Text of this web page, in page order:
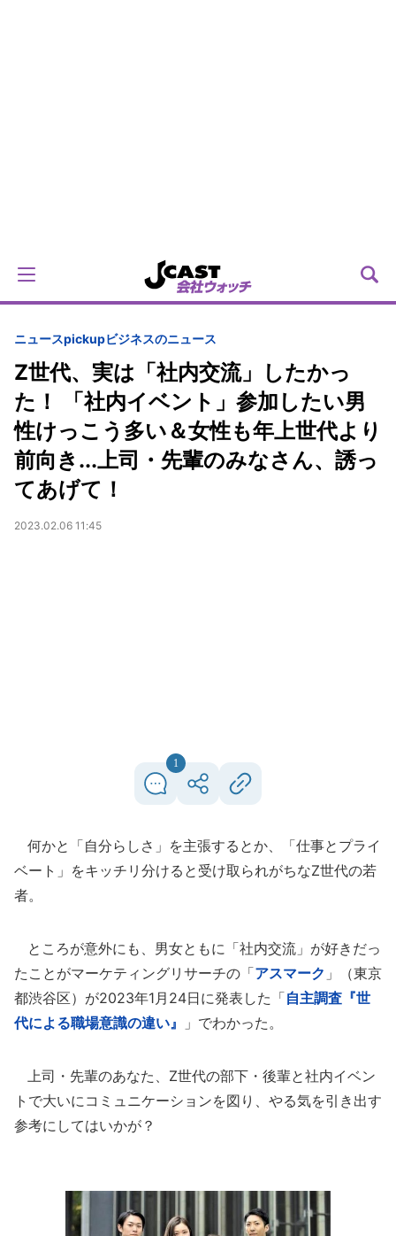
ニュースpickupビジネスのニュース
Z世代、実は「社内交流」したかっ
た！ 「社内イベント」参加したい男
性けっこう多い＆女性も年上世代より
前向き...上司・先輩のみなさん、誘っ
てあげて！
2023.02.06 11:45
1
何かと「自分らしさ」を主張するとか、「仕事とプライ
ベート」をキッチリ分けると受け取られがちなZ世代の若
者。
ところが意外にも、男女ともに「社内交流」が好きだっ
たことがマーケティングリサーチの「アスマーク 」（東京
都渋谷区）が2023年1月24日に発表した「自主調査『世
代による職場意識の違い』
」でわかった。
上司・先輩のあなた、Z世代の部下・後輩と社内イベン
トで大いにコミュニケーションを図り、やる気を引き出す
参考にしてはいかが？